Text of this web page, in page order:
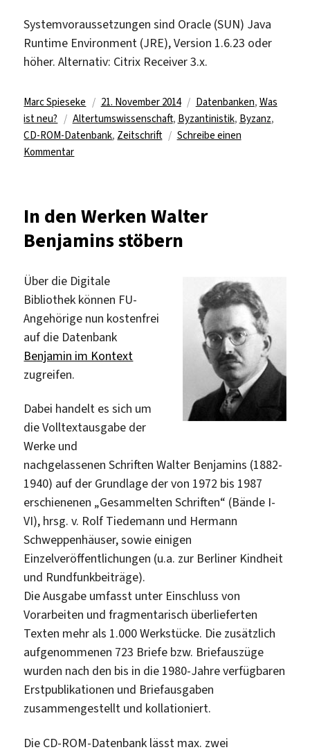
Systemvoraussetzungen sind Oracle (SUN) Java
Runtime Environment (JRE), Version 1.6.23 oder
höher. Alternativ: Citrix Receiver 3.x.
Autor
Marc Spieseke
Veröffentlicht
am
21. November 2014 Kategorien
Datenbanken, Was
ist neu?
Schlagwörter
Altertumswissenschaft, Byzantinistik, Byzanz,
CD-ROM-Datenbank, Zeitschrift
Schreibe einen
Kommentarzu
Zeitschrift
In den Werken Walter
Benjamins stöbern
Über die Digitale
Bibliothek können FU-
Angehörige nun kostenfrei
auf die Datenbank
Benjamin im Kontext
zugreifen.
Dabei handelt es sich um
die Volltextausgabe der
Werke und
nachgelassenen Schriften Walter Benjamins (1882-
1940) auf der Grundlage der von 1972 bis 1987
erschienenen „Gesammelten Schriften“ (Bände I-
VI), hrsg. v. Rolf Tiedemann und Hermann
Schweppenhäuser, sowie einigen
Einzelveröffentlichungen (u.a. zur Berliner Kindheit
und Rundfunkbeiträge).
Die Ausgabe umfasst unter Einschluss von
Vorarbeiten und fragmentarisch überlieferten
Texten mehr als 1.000 Werkstücke. Die zusätzlich
aufgenommenen 723 Briefe bzw. Briefauszüge
wurden nach den bis in die 1980-Jahre verfügbaren
Erstpublikationen und Briefausgaben
zusammengestellt und kollationiert.
Die CD-ROM-Datenbank lässt max. zwei